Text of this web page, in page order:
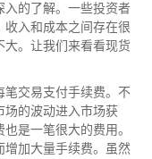
入的了解。一些投资者
入和成本之间存在很
大。让我们来看看现货
笔交易支付手续费。不
场的波动进入市场获
是一笔很大的费用。
增加大量手续费。虽然